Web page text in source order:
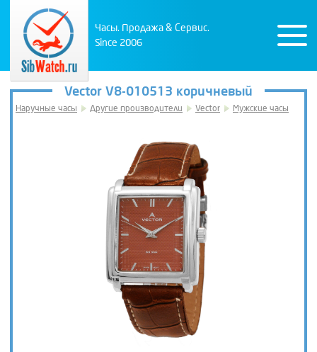
Часы. Продажа & Сервис.
Since 2006
Vector V8-010513 коричневый
Наручные часы Другие производители Vector Мужские часы